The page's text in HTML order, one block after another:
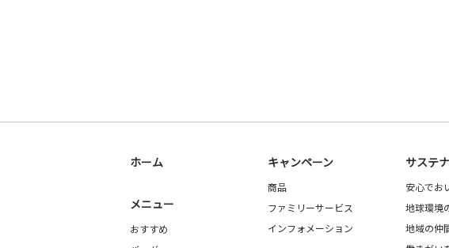
ホーム
メニュー
おすすめ
キャンペーン
商品
ファミリーサービス
インフォメーション
サステ
安心でお
地球環境
地域の仲